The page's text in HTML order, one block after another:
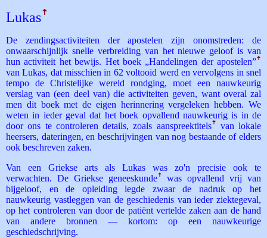
Lukasꜛ
De zendingsactiviteiten der apostelen zijn onomstreden: de
onwaarschijnlijk snelle verbreiding van het nieuwe geloof is van
hun activiteit het bewijs. Het boek „Handelingen der apostelen”ꜛ
van Lukas, dat misschien in 62 voltooid werd en vervolgens in snel
tempo de Christelijke wereld rondging, moet een nauwkeurig
verslag van (een deel van) die activiteiten geven, want overal zal
men dit boek met de eigen herinnering vergeleken hebben. We
weten in ieder geval dat het boek opvallend nauwkeurig is in de
door ons te controleren details, zoals aanspreek­titelsꜛ van lokale
heersers, dateringen, en beschrijvingen van nog bestaande of elders
ook beschreven zaken.
Van een Griekse arts als Lukas was zo'n precisie ook te
verwachten. De Griekse geneeskundeꜛ
was opvallend vrij van
bijgeloof, en de opleiding legde zwaar de nadruk op het
nauwkeurig vastleggen van de geschiedenis van ieder ziektegeval,
op het controleren van door de patiënt vertelde zaken aan de hand
van andere bronnen — kortom: op een nauwkeurige
geschiedschrijving.